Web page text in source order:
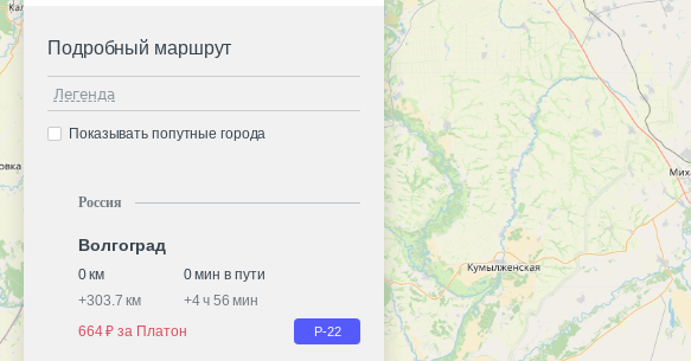
Подробный маршрут
Легенда
Показывать попутные города
Россия
Волгоград
0 км
0 мин в пути
+303.7 км +4 ч 56 мин
664 ₽ за Платон
Р-22